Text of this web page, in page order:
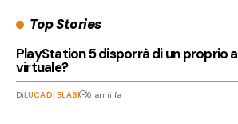
Top Stories
PlayStation 5 disporrà di un proprio
virtuale?
DiLUCA DI BLASI 6 anni fa